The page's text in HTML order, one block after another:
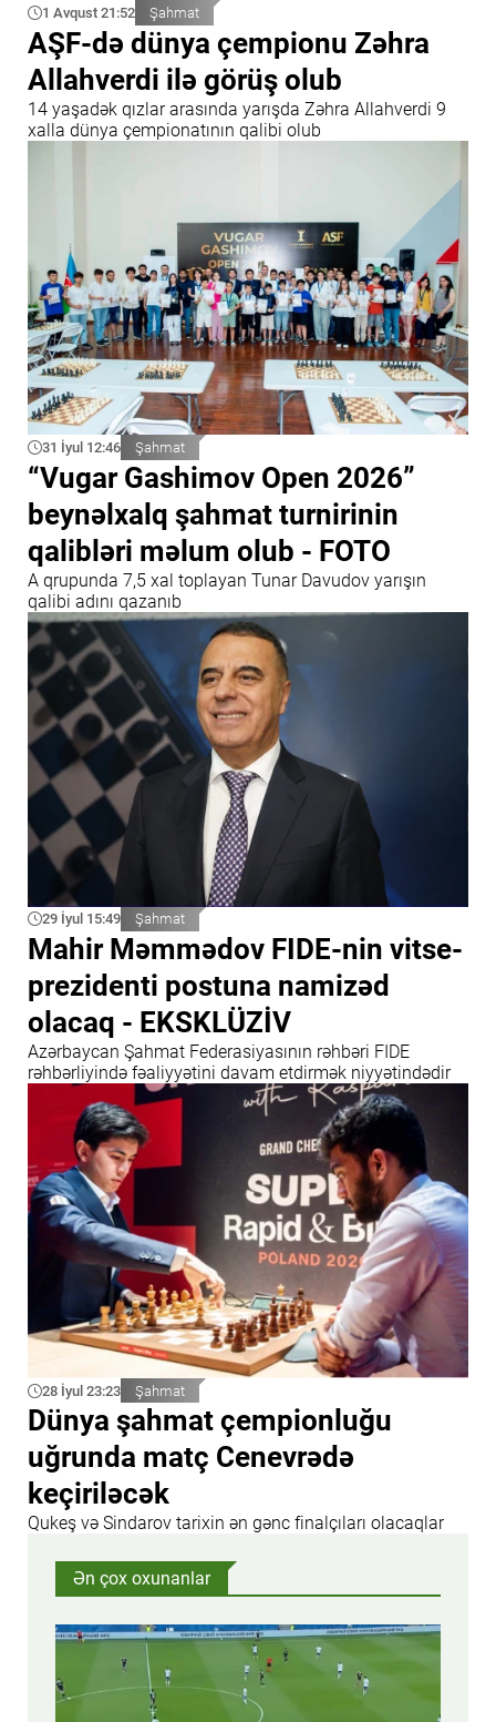
1 Avqust 21:52 Şahmat
AŞF-də dünya çempionu Zəhra
Allahverdi ilə görüş olub
14 yaşadək qızlar arasında yarışda Zəhra Allahverdi 9
xalla dünya çempionatının qalibi olub
31 İyul 12:46 Şahmat
“Vugar Gashimov Open 2026”
beynəlxalq şahmat turnirinin
qalibləri məlum olub - FOTO
A qrupunda 7,5 xal toplayan Tunar Davudov yarışın
qalibi adını qazanıb
29 İyul 15:49 Şahmat
Mahir Məmmədov FIDE-nin vitse-
prezidenti postuna namizəd
olacaq - EKSKLÜZİV
Azərbaycan Şahmat Federasiyasının rəhbəri FIDE
rəhbərliyində fəaliyyətini davam etdirmək niyyətindədir
28 İyul 23:23 Şahmat
Dünya şahmat çempionluğu
uğrunda matç Cenevrədə
keçiriləcək
Qukeş və Sindarov tarixin ən gənc finalçıları olacaqlar
Ən çox oxunanlar